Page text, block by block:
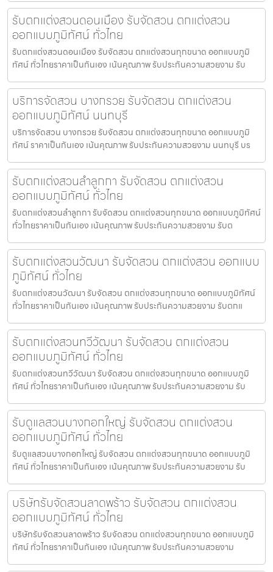
รับตกแต่งสวนดอนเมือง รับจัดสวน ตกแต่งสวน
ออกแบบภูมิทัศน์ ทั่วไทย
รับตกแต่งสวนดอนเมือง รับจัดสวน ตกแต่งสวนทุกขนาด ออกแบบภูมิ
ทัศน์ ทั่วไทยราคาเป็นกันเอง เน้นคุณภาพ รับประกันความสวยงาม รับ
บริการจัดสวน บางกรวย รับจัดสวน ตกแต่งสวน
ออกแบบภูมิทัศน์ นนทบุรี
บริการจัดสวน บางกรวย รับจัดสวน ตกแต่งสวนทุกขนาด ออกแบบภูมิ
ทัศน์ ราคาเป็นกันเอง เน้นคุณภาพ รับประกันความสวยงาม นนทบุรี บร
รับตกแต่งสวนลำลูกกา รับจัดสวน ตกแต่งสวน
ออกแบบภูมิทัศน์ ทั่วไทย
รับตกแต่งสวนลำลูกกา รับจัดสวน ตกแต่งสวนทุกขนาด ออกแบบภูมิทัศน์
ทั่วไทยราคาเป็นกันเอง เน้นคุณภาพ รับประกันความสวยงาม รับต
รับตกแต่งสวนวัฒนา รับจัดสวน ตกแต่งสวน ออกแบบ
ภูมิทัศน์ ทั่วไทย
รับตกแต่งสวนวัฒนา รับจัดสวน ตกแต่งสวนทุกขนาด ออกแบบภูมิทัศน์
ทั่วไทยราคาเป็นกันเอง เน้นคุณภาพ รับประกันความสวยงาม รับตกแ
รับตกแต่งสวนทวีวัฒนา รับจัดสวน ตกแต่งสวน
ออกแบบภูมิทัศน์ ทั่วไทย
รับตกแต่งสวนทวีวัฒนา รับจัดสวน ตกแต่งสวนทุกขนาด ออกแบบภูมิ
ทัศน์ ทั่วไทยราคาเป็นกันเอง เน้นคุณภาพ รับประกันความสวยงาม รับ
รับดูแลสวนบางกอกใหญ่ รับจัดสวน ตกแต่งสวน
ออกแบบภูมิทัศน์ ทั่วไทย
รับดูแลสวนบางกอกใหญ่ รับจัดสวน ตกแต่งสวนทุกขนาด ออกแบบภูมิ
ทัศน์ ทั่วไทยราคาเป็นกันเอง เน้นคุณภาพ รับประกันความสวยงาม รับ
บริษัทรับจัดสวนลาดพร้าว รับจัดสวน ตกแต่งสวน
ออกแบบภูมิทัศน์ ทั่วไทย
บริษัทรับจัดสวนลาดพร้าว รับจัดสวน ตกแต่งสวนทุกขนาด ออกแบบภูมิ
ทัศน์ ทั่วไทยราคาเป็นกันเอง เน้นคุณภาพ รับประกันความสวยงาม